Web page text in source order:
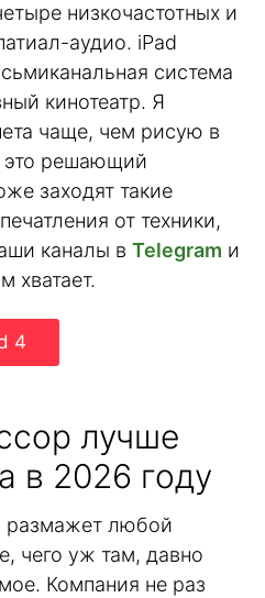
низкочастотных и
аудио. iPad
система
кинотеатр. Я
чаще, чем рисую в
это решающий
заходят такие
от техники,
каналы в Telegram и
хватает.
4
лучше
в 2026 году
размажет любой
чего уж там, давно
Компания не раз